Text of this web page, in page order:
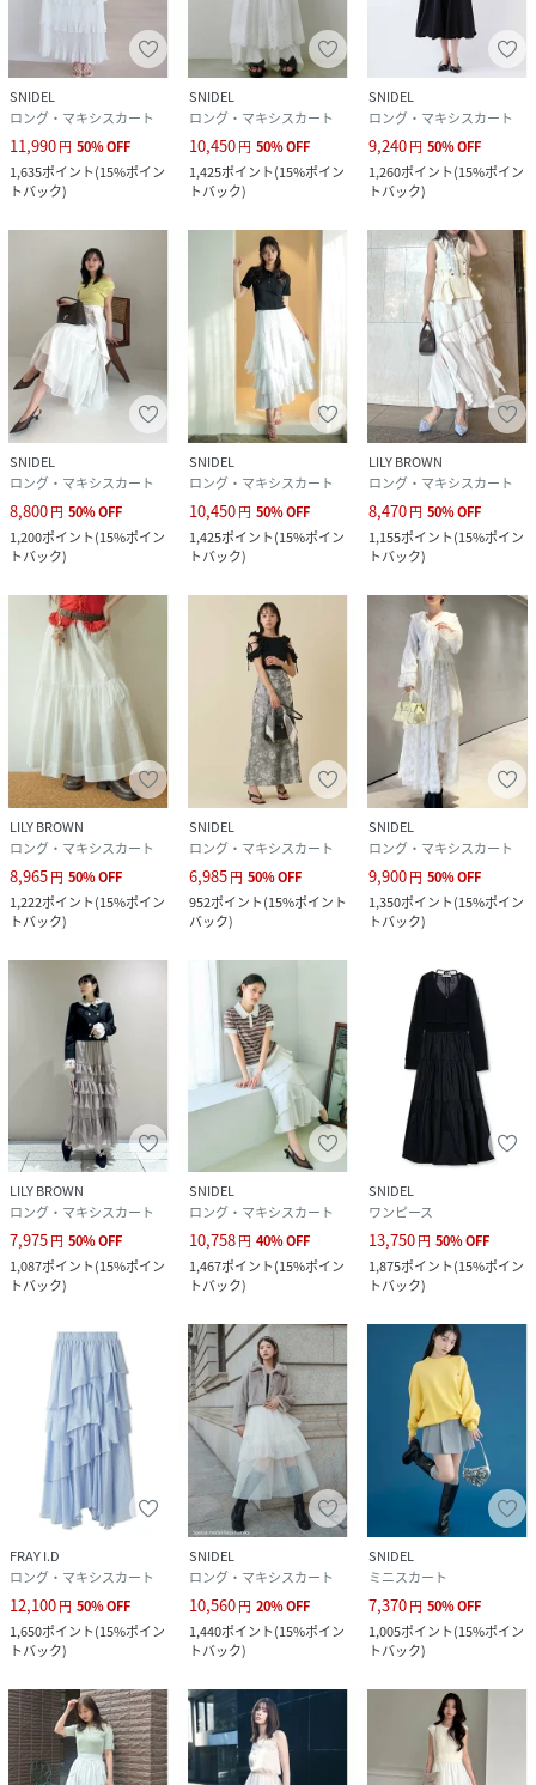
表地:綿100%/裏地:ポリエステル97%,ポリウレ
タン3%
サイズ 0[00]、1[01]
品番
RJ0167_SWFS261239
SWFS261239-L1-33 RJ0167 )
SNIDEL
ロング・マキシスカート
11,990円 50%OFF
1,635ポイント(15%ポイン
トバック)
SNIDEL
ロング・マキシスカート
10,450円 50%OFF
1,425ポイント(15%ポイン
トバック)
SNIDEL
ロング・マキシスカート
9,240円 50%OFF
1,260ポイント(15%ポイン
トバック)
SNIDEL
ロング・マキシスカート
8,800円 50%OFF
1,200ポイント(15%ポイン
トバック)
SNIDEL
ロング・マキシスカート
10,450円 50%OFF
1,425ポイント(15%ポイン
トバック)
LILY BROWN
ロング・マキシスカート
8,470円 50%OFF
1,155ポイント(15%ポイン
トバック)
LILY BROWN
ロング・マキシスカート
8,965円 50%OFF
1,222ポイント(15%ポイン
トバック)
SNIDEL
ロング・マキシスカート
6,985円 50%OFF
952ポイント(15%ポイント
バック)
SNIDEL
ロング・マキシスカート
9,900円 50%OFF
1,350ポイント(15%ポイン
トバック)
LILY BROWN
ロング・マキシスカート
7,975円 50%OFF
1,087ポイント(15%ポイン
トバック)
SNIDEL
ロング・マキシスカート
10,758円 40%OFF
1,467ポイント(15%ポイン
トバック)
SNIDEL
ワンピース
13,750円 50%OFF
1,875ポイント(15%ポイン
トバック)
FRAY I.D
ロング・マキシスカート
12,100円 50%OFF
1,650ポイント(15%ポイン
トバック)
SNIDEL
ロング・マキシスカート
10,560円 20%OFF
1,440ポイント(15%ポイン
トバック)
SNIDEL
ミニスカート
7,370円 50%OFF
1,005ポイント(15%ポイン
トバック)